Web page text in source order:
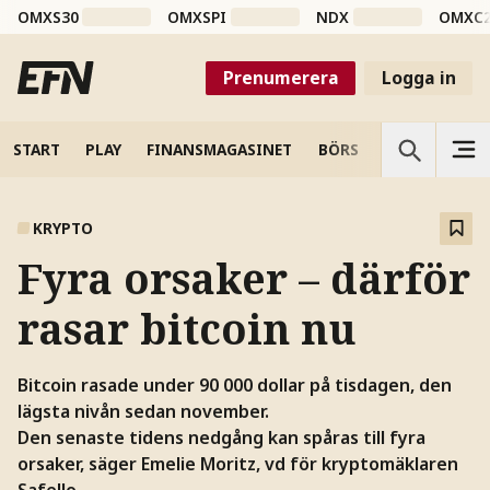
OMXS30 OMXSPI NDX
Prenumerera Logga in
START PLAY FINANSMAGASINET BÖRS VETENSKAP
KRYPTO
Fyra orsaker – därför
rasar bitcoin nu
Bitcoin rasade under 90 000 dollar på tisdagen, den
lägsta nivån sedan november.
Den senaste tidens nedgång kan spåras till fyra
orsaker, säger Emelie Moritz, vd för kryptomäklaren